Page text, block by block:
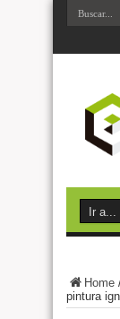
Home
pintura